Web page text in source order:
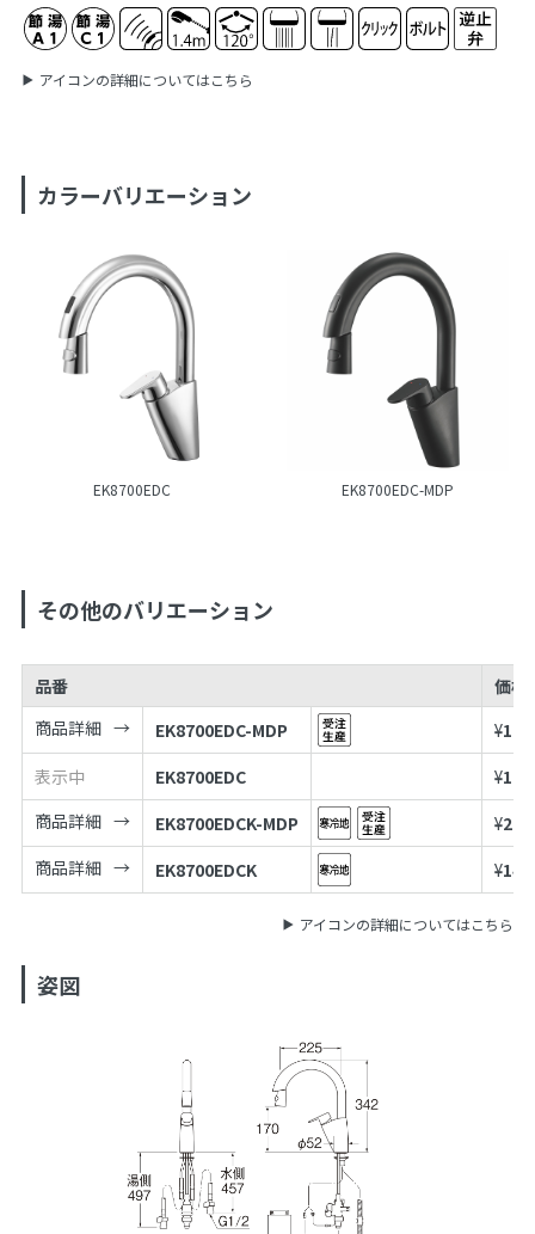
アイコンの詳細についてはこちら
カラーバリエーション
EK8700EDC EK8700EDC-MDP
その他のバリエーション
品番
価格
商品詳細
EK8700EDC-MDP ¥
表示中
EK8700EDC ¥
商品詳細
EK8700EDCK-MDP ¥
商品詳細
EK8700EDCK ¥
アイコンの詳細についてはこちら
姿図